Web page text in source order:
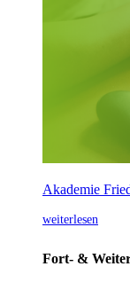
Akademie
weiterlesen
Fort- &